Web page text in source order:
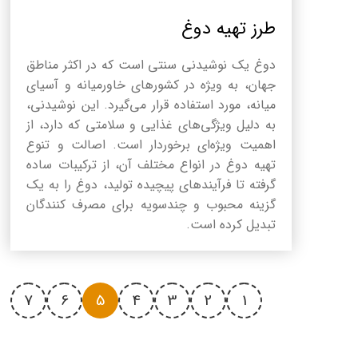
طرز تهیه دوغ
دوغ یک نوشیدنی سنتی است که در اکثر مناطق
جهان، به ویژه در کشورهای خاورمیانه و آسیای
میانه، مورد استفاده قرار می‌گیرد. این نوشیدنی،
به دلیل ویژگی‌های غذایی و سلامتی که دارد، از
اهمیت ویژه‌ای برخوردار است. اصالت و تنوع
تهیه دوغ در انواع مختلف آن، از ترکیبات ساده
گرفته تا فرآیندهای پیچیده تولید، دوغ را به یک
گزینه محبوب و چندسویه برای مصرف کنندگان
تبدیل کرده است.
1
2
3
4
5
6
7